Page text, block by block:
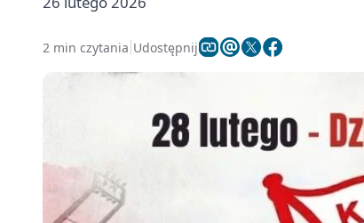
2 min czytania Udostępnij